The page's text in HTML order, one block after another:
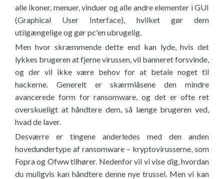
alle ikoner, menuer, vinduer og alle andre elementer i GUI
(Graphical User Interface), hvilket gør dem
utilgængelige og gør pc'en ubrugelig.
Men hvor skræmmende dette end kan lyde, hvis det
lykkes brugeren at fjerne virussen, vil banneret forsvinde,
og der vil ikke være behov for at betale noget til
hackerne. Generelt er skærmlåsene den mindre
avancerede form for ransomware, og det er ofte ret
overskueligt at håndtere dem, så længe brugeren ved,
hvad de laver.
Desværre er tingene anderledes med den anden
hovedundertype af ransomware – kryptovirusserne, som
Fopra og Ofww tilhører. Nedenfor vil vi vise dig, hvordan
du muligvis kan håndtere denne nye trussel. Men vi kan